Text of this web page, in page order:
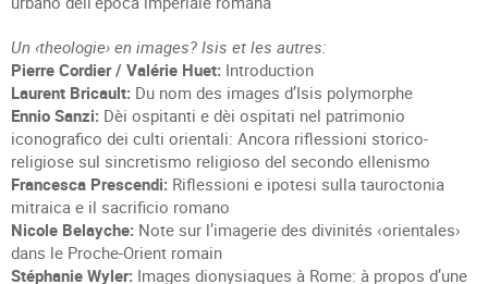
Un ‹theologie› en images? Isis et les autres:
Pierre Cordier / Valérie Huet: Introduction
Laurent Bricault: Du nom des images d’Isis polymorphe
Ennio Sanzi: Dèi ospitanti e dèi ospitati nel patrimonio
iconografico dei culti orientali: Ancora riflessioni storico-
religiose sul sincretismo religioso del secondo ellenismo
Francesca Prescendi: Riflessioni e ipotesi sulla tauroctonia
mitraica e il sacrificio romano
Nicole Belayche: Note sur l’imagerie des divinités ‹orientales›
dans le Proche-Orient romain
Stéphanie Wyler: Images dionysiaques à Rome: à propos d’une